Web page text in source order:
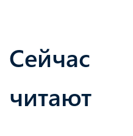
Сейчас
читают